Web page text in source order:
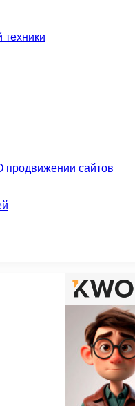
продвижении сайтов